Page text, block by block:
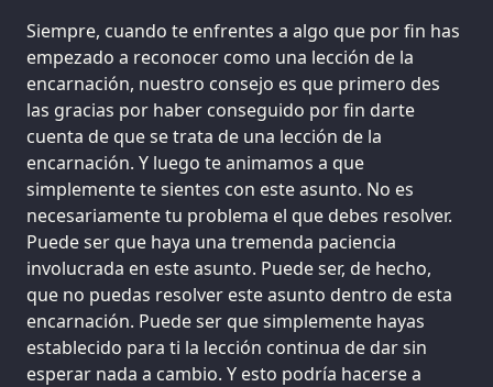
Siempre, cuando te enfrentes a algo que por fin has
empezado a reconocer como una lección de la
encarnación, nuestro consejo es que primero des
las gracias por haber conseguido por fin darte
cuenta de que se trata de una lección de la
encarnación. Y luego te animamos a que
simplemente te sientes con este asunto. No es
necesariamente tu problema el que debes resolver.
Puede ser que haya una tremenda paciencia
involucrada en este asunto. Puede ser, de hecho,
que no puedas resolver este asunto dentro de esta
encarnación. Puede ser que simplemente hayas
establecido para ti la lección continua de dar sin
esperar nada a cambio. Y esto podría hacerse a